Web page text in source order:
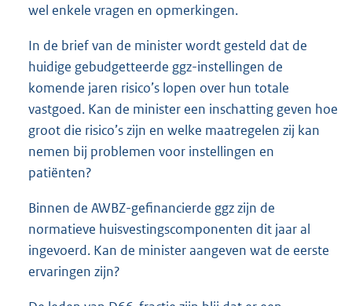
wel enkele vragen en opmerkingen.
In de brief van de minister wordt gesteld dat de
huidige gebudgetteerde ggz-instellingen de
komende jaren risico’s lopen over hun totale
vastgoed. Kan de minister een inschatting geven hoe
groot die risico’s zijn en welke maatregelen zij kan
nemen bij problemen voor instellingen en
patiënten?
Binnen de AWBZ-gefinancierde ggz zijn de
normatieve huisvestingscomponenten dit jaar al
ingevoerd. Kan de minister aangeven wat de eerste
ervaringen zijn?